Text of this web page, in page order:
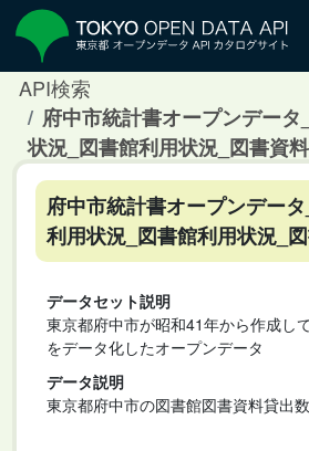
API検索
府中市統計書オープンデー
状況_図書館利用状況_図書資
府中市統計書オープンデー
利用状況_図書館利用状況_
データセット説明
東京都府中市が昭和41年から作成し
をデータ化したオープンデータ
データ説明
東京都府中市の図書館図書資料貸出数